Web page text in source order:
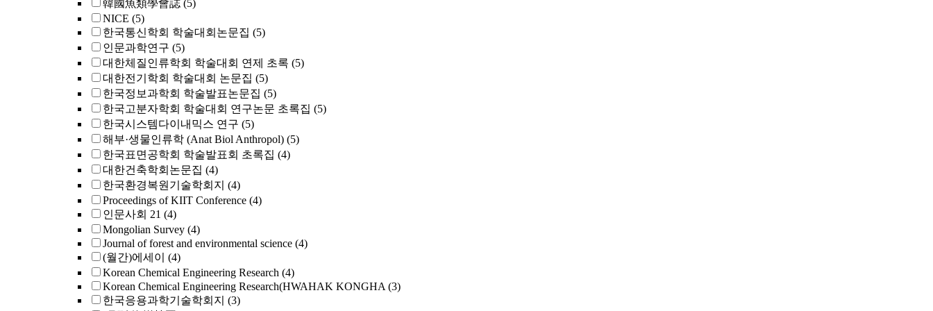
韓國魚類學會誌 (5)
NICE (5)
한국통신학회 학술대회논문집 (5)
인문과학연구 (5)
대한체질인류학회 학술대회 연제 초록 (5)
대한전기학회 학술대회 논문집 (5)
한국정보과학회 학술발표논문집 (5)
한국고분자학회 학술대회 연구논문 초록집 (5)
한국시스템다이내믹스 연구 (5)
해부·생물인류학 (Anat Biol Anthropol) (5)
한국표면공학회 학술발표회 초록집 (4)
대한건축학회논문집 (4)
한국환경복원기술학회지 (4)
Proceedings of KIIT Conference (4)
인문사회 21 (4)
Mongolian Survey (4)
Journal of forest and environmental science (4)
(월간)에세이
(4)
Korean Chemical Engineering Research (4)
Korean Chemical Engineering Research(HWAHAK KONGHA (3)
한국응용과학기술학회지 (3)